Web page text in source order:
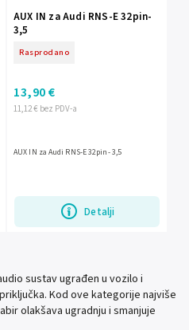
AUX IN za Audi RNS-E 32pin-
3,5
Rasprodano
11,12 € bez PDV-a
13,90 €
Detalji
AUX IN za Audi RNS-E 32pin- 3,5
sustav ugrađen u vozilo i
Kod ove kategorije najviše
olakšava ugradnju i smanjuje